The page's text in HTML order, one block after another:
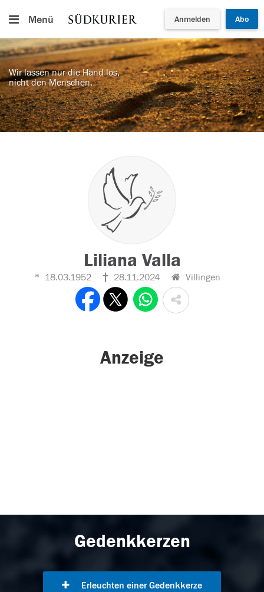
Menü Anmelden Abo
Wir lassen nur die Hand los,
nicht den Menschen.
Liliana Valla
18.03.1952 28.11.2024 Villingen
Anzeige
Gedenkkerzen
Erleuchten einer Gedenkkerze